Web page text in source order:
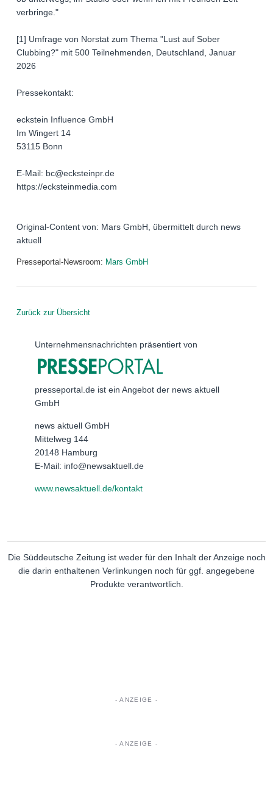
verbringe."
[1] Umfrage von Norstat zum Thema "Lust auf Sober
Clubbing?" mit 500 Teilnehmenden, Deutschland, Januar
2026
Pressekontakt:
eckstein Influence GmbH
Im Wingert 14
53115 Bonn
E-Mail: bc@ecksteinpr.de
https://ecksteinmedia.com
Original-Content von: Mars GmbH, übermittelt durch news
aktuell
Presseportal-Newsroom: Mars GmbH
Zurück zur Übersicht
Unternehmensnachrichten präsentiert von
presseportal.de ist ein Angebot der news aktuell
GmbH
news aktuell GmbH
Mittelweg 144
20148 Hamburg
E-Mail: info@newsaktuell.de
www.newsaktuell.de/kontakt
Die Süddeutsche Zeitung ist weder für den Inhalt der Anzeige noch
die darin enthaltenen Verlinkungen noch für ggf. angegebene
Produkte verantwortlich.